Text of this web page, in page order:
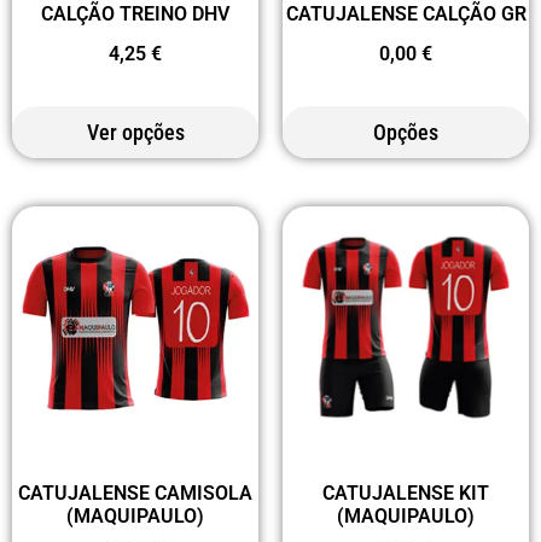
CALÇÃO TREINO DHV
4,25 €
Ver opções
CATUJALENSE CALÇÃO GR
0,00 €
Opções
CATUJALENSE CAMISOLA
(MAQUIPAULO)
CATUJALENSE KIT
(MAQUIPAULO)